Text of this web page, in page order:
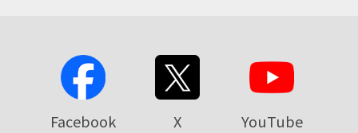
Facebook X YouTube